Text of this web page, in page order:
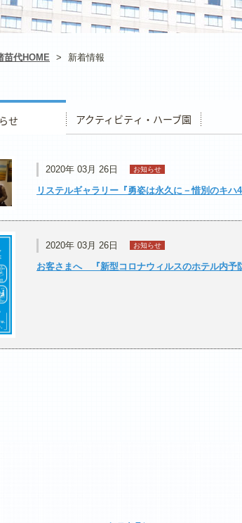
苗代HOME > 新着情報
2020年 03月 26日 お知らせ
リステルギャラリー『勇姿は永久に－惜別のキハ
2020年 03月 26日 お知らせ
お客さまへ 『新型コロナウィルスのホテル内予